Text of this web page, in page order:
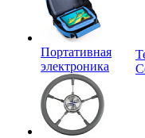
Портативная
электроника